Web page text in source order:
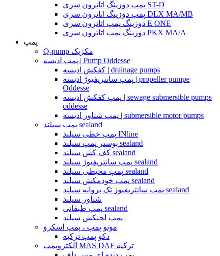
پمپ دوزینگ اتاترون سری ST-D
پمپ دوزینگ اتاترون سری DLX MA/MB
دوزینگ پمپ اتاترون سری E ONE
دوزینگ پمپ اتاترون سری PKX MA/A
پمپ
Q-pump مکزیک
پمپ ادیسه | Pump Oddesse
کفکش ادیسه | drainage pumps
پمپ سانتریفیوژ ادیسه | propeller pumpe
Oddesse
پمپ کفکش ادیسه | sewage submersible pumps
oddesse
پمپ شناور ادیسه | submersible motor pumps
پمپ سیلند sealand
پمپ خطی سیلند INline
بوستر پمپ سیلند sealand
کف کش سیلند sealand
پمپ سانتریفیوژ سیلند sealand
پمپ محیطی سیلند sealand
پمپ خودمکش سیلند sealand
پمپ سانتریفیوژ تک پروانه سیلند sealand
شناور سیلند
پمپ طبقاتی sealand
پمپ لجنکش سیلند
مونو پمپ ، پمپ اسکرو
دکو پمپ ترکیه
الکتروپمپ MAS DAF ترکیه